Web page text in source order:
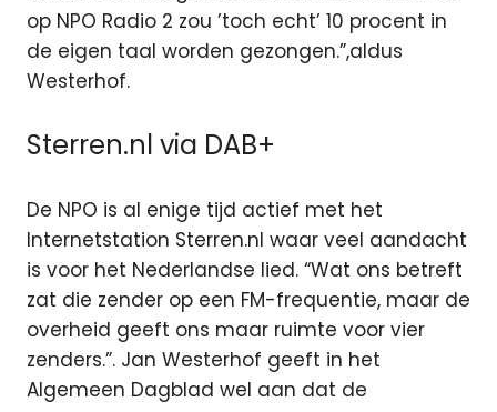
op NPO Radio 2 zou ’toch echt’ 10 procent in
de eigen taal worden gezongen.”,aldus
Westerhof.
Sterren.nl via DAB+
De NPO is al enige tijd actief met het
Internetstation Sterren.nl waar veel aandacht
is voor het Nederlandse lied. “Wat ons betreft
zat die zender op een FM-frequentie, maar de
overheid geeft ons maar ruimte voor vier
zenders.”. Jan Westerhof geeft in het
Algemeen Dagblad wel aan dat de